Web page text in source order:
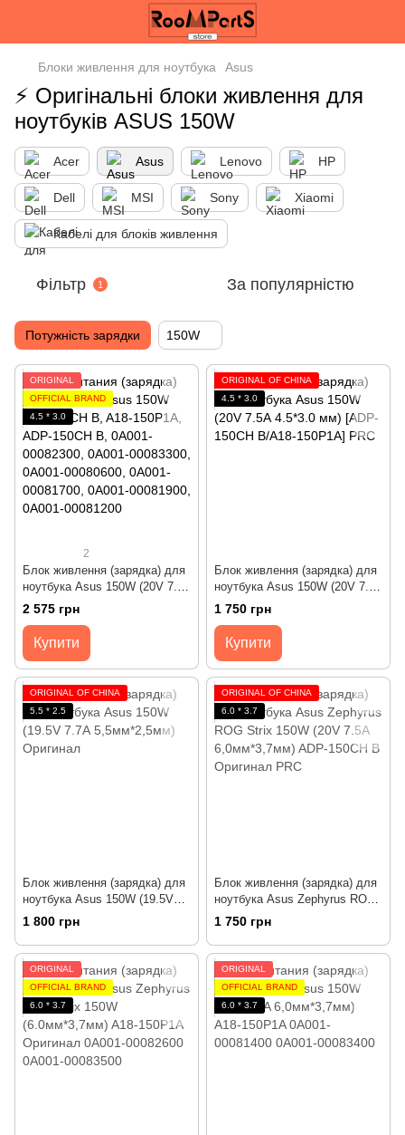
Блоки живлення для ноутбука Asus
⚡️ Оригінальні блоки живлення для
ноутбуків ASUS 150W
Acer Asus Lenovo HP
Dell MSI Sony Xiaomi
Кабелі для блоків живлення
Фільтр 1 За популярністю
Потужність зарядки 150W
ORIGINAL
OFFICIAL BRAND
4.5 * 3.0
2
Блок живлення (зарядка) для
ноутбука Asus 150W (20V 7.5А
4.5*3.0 мм) ADP-150CH B/A18-
150P1A Оригінал від Asus
2 575 грн
Купити
ORIGINAL ОF CHINA
4.5 * 3.0
Блок живлення (зарядка) для
ноутбука Asus 150W (20V 7.5А
4.5*3.0 мм) [ADP-150CH
B/A18-150P1A] PRC
1 750 грн
Купити
ORIGINAL ОF CHINA
5.5 * 2.5
Блок живлення (зарядка) для
ноутбука Asus 150W (19.5V
7.7А 5,5мм*2,5мм) A17-
150P1A Оригінал PRC
1 800 грн
ORIGINAL ОF CHINA
6.0 * 3.7
Блок живлення (зарядка) для
ноутбука Asus Zephyrus ROG
Strix 150W (20V 7.5A
6,0мм*3,7мм) ADP-150CH B
Оригінал PRC
1 750 грн
ORIGINAL
OFFICIAL BRAND
6.0 * 3.7
ORIGINAL
OFFICIAL BRAND
6.0 * 3.7